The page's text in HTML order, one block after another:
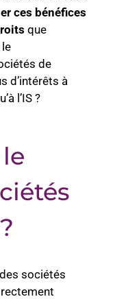
ces bénéfices
que
de
d’intérêts à
l’IS ?
sociétés